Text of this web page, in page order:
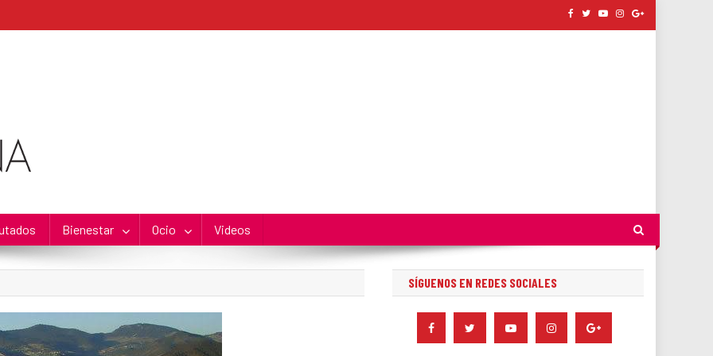
Bienestar Ocio Videos
SÍGUENOS EN REDES SOCIALES